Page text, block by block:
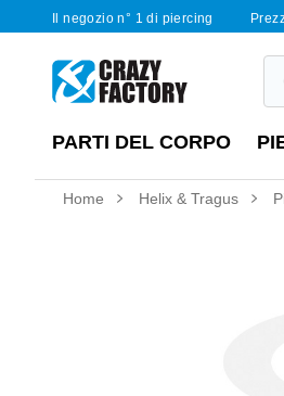
Il negozio n° 1 di piercing
PARTI DEL CORPO
Home Helix & Tragus